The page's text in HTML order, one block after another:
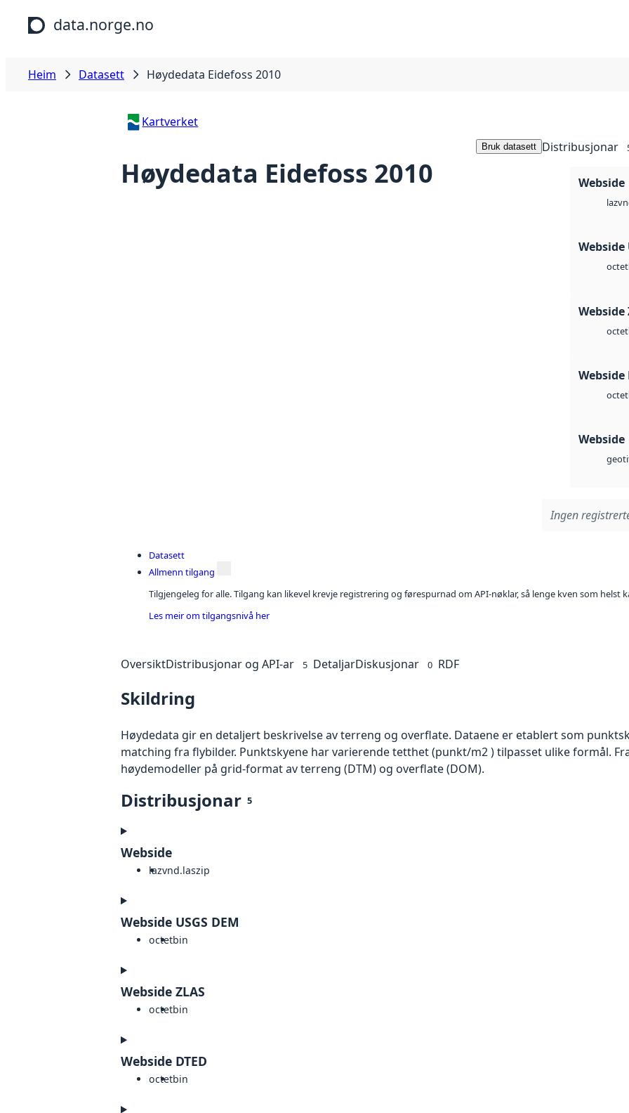
Hopp til hovudinnhald
data.norge.no
Heim Datasett Høydedata Eidefoss 2010
Kartverket
Høydedata Eidefoss 2010
Bruk datasett Distribusjonar
Webside
laz
Webside
octet
Webside
octet
Webside
octet
Webside
Ingen
Datasett
Allmenn tilgang
Tilgjengeleg for alle. Tilgang kan likevel krevje registrering og førespurnad om API-nøklar, så lenge kven som helst
Les meir om tilgangsnivå her
OversiktDistribusjonar og API-ar 5 DetaljarDiskusjonar 0 RDF
Skildring
Høydedata gir en detaljert beskrivelse av terreng og overflate. Dataene er etablert som
matching fra flybilder. Punktskyene har varierende tetthet (punkt/m2 ) tilpasset ulike formål.
høydemodeller på grid-format av terreng (DTM) og overflate (DOM).
Distribusjonar 5
Webside
lazvnd.laszip
Webside USGS DEM
octetbin
Webside ZLAS
octetbin
Webside DTED
octetbin